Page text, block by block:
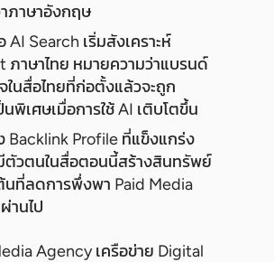
ภาษาอังกฤษ
AI Search เริ่มสังเคราะห์
ภาษาไทย หมายความว่าแบรนด์
ในสื่อไทยที่ก่อตั้งแล้วจะถูก
นพิเศษเมื่อการใช้ AI เติบโตขึ้น
Backlink Profile ที่แข็งแกร่ง
ตัวตนในสื่อตอนนี้สร้างสินทรัพย์
ที่ลดการพึ่งพา Paid Media
านไป
Agency เครือข่าย Digital